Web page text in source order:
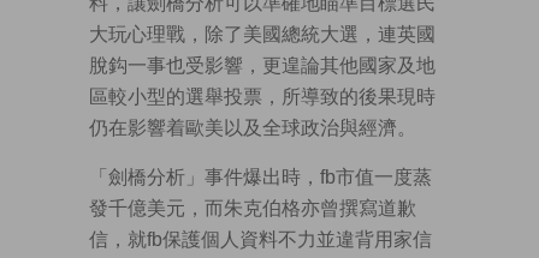
大玩心理戰，除了美國總統大選，連英國
脫鈎一事也受影響，更遑論其他國家及地
區較小型的選舉投票，所導致的後果現時
仍在影響着歐美以及全球政治與經濟。
「劍橋分析」事件爆出時，fb市值一度蒸
發千億美元，而朱克伯格亦曾撰寫道歉
信，就fb保護個人資料不力並違背用家信